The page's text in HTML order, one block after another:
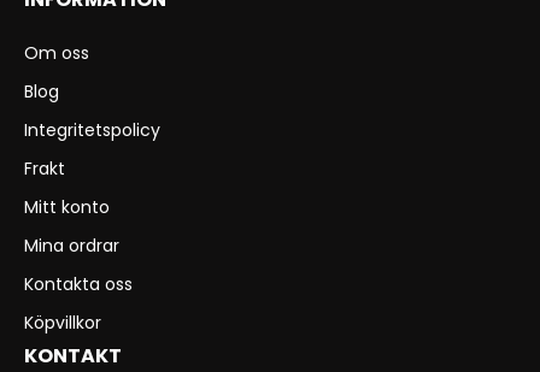
Om oss
Blog
Integritetspolicy
Frakt
Mitt konto
Mina ordrar
Kontakta oss
Köpvillkor
KONTAKT